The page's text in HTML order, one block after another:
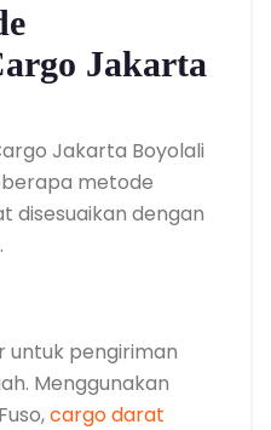
Jakarta
Jakarta Boyolali
metode
disesuaikan dengan
untuk pengiriman
Menggunakan
cargo darat